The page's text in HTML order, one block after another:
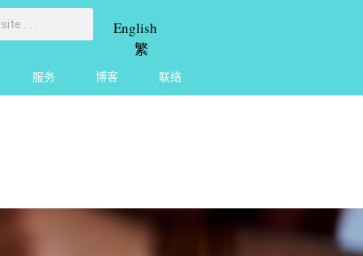
English
繁
服务 博客 联络